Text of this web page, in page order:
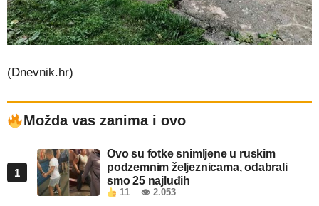
(Dnevnik.hr)
Možda vas zanima i ovo
1
Ovo su fotke snimljene u ruskim
podzemnim željeznicama, odabrali
smo 25 najluđih
11 👁 2.053